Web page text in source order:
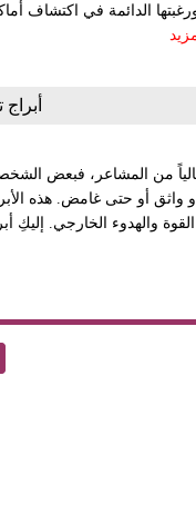
ورغبتها الدائمة في
من المشاعر، فبعض
أو حتى غامض. هذه
والهدوء الخارجي. إليكِ